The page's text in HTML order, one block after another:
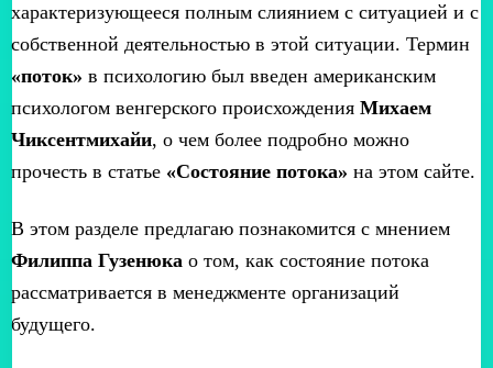
характеризующееся полным слиянием с ситуацией и с
собственной деятельностью в этой ситуации. Термин
«поток» в психологию был введен американским
психологом венгерского происхождения Михаем
Чиксентмихайи, о чем более подробно можно
прочесть в статье «Состояние потока» на этом сайте.
В этом разделе предлагаю познакомится с мнением
Филиппа Гузенюка о том, как состояние потока
рассматривается в менеджменте организаций
будущего.